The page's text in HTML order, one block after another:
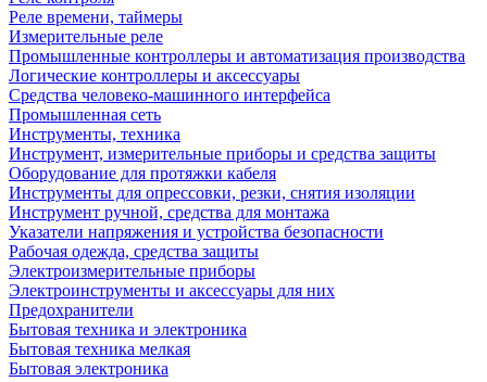
Реле времени, таймеры
Измерительные реле
Промышленные контроллеры и автоматизация производства
Логические контроллеры и аксессуары
Средства человеко-машинного интерфейса
Промышленная сеть
Инструменты, техника
Инструмент, измерительные приборы и средства защиты
Оборудование для протяжки кабеля
Инструменты для опрессовки, резки, снятия изоляции
Инструмент ручной, средства для монтажа
Указатели напряжения и устройства безопасности
Рабочая одежда, средства защиты
Электроизмерительные приборы
Электроинструменты и аксессуары для них
Предохранители
Бытовая техника и электроника
Бытовая техника мелкая
Бытовая электроника